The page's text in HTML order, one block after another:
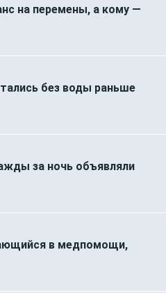
на перемены, а кому —
без воды раньше
за ночь объявляли
в медпомощи,